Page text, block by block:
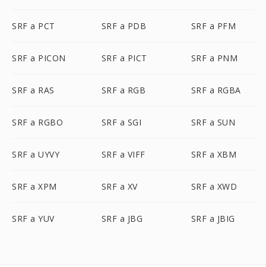
SRF a PCT SRF a PDB SRF a PFM
SRF a PICON SRF a PICT SRF a PNM
SRF a RAS SRF a RGB SRF a RGBA
SRF a RGBO SRF a SGI SRF a SUN
SRF a UYVY SRF a VIFF SRF a XBM
SRF a XPM SRF a XV SRF a XWD
SRF a YUV SRF a JBG SRF a JBIG